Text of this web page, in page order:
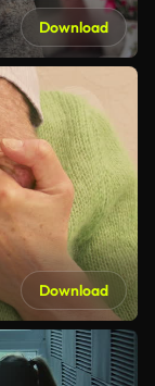
Download
Download